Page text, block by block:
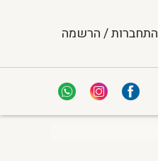
התחברות / הרשמה